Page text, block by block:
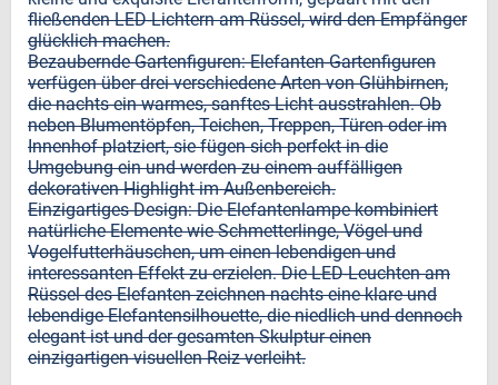
fließenden LED-Lichtern am Rüssel, wird den Empfänger
glücklich machen.
Bezaubernde Gartenfiguren: Elefanten-Gartenfiguren
verfügen über drei verschiedene Arten von Glühbirnen,
die nachts ein warmes, sanftes Licht ausstrahlen. Ob
neben Blumentöpfen, Teichen, Treppen, Türen oder im
Innenhof platziert, sie fügen sich perfekt in die
Umgebung ein und werden zu einem auffälligen
dekorativen Highlight im Außenbereich.
Einzigartiges Design: Die Elefantenlampe kombiniert
natürliche Elemente wie Schmetterlinge, Vögel und
Vogelfutterhäuschen, um einen lebendigen und
interessanten Effekt zu erzielen. Die LED-Leuchten am
Rüssel des Elefanten zeichnen nachts eine klare und
lebendige Elefantensilhouette, die niedlich und dennoch
elegant ist und der gesamten Skulptur einen
einzigartigen visuellen Reiz verleiht.